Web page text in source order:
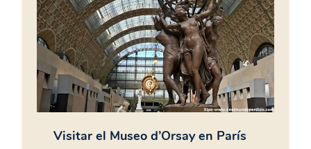
Visitar el Museo d’Orsay en París